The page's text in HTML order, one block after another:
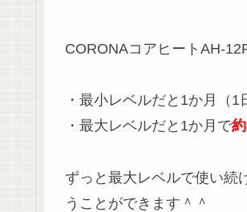
CORONAコアヒートAH-
・最小レベルだと1か月（1
・最大レベルだと1か月で
ずっと最大レベルで使い続
うことができます＾＾